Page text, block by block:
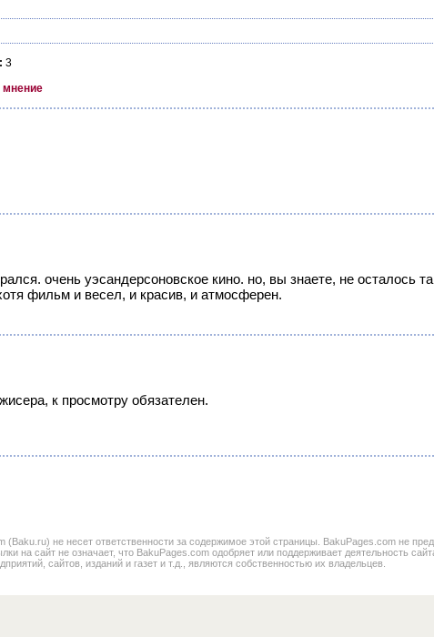
3
мнение
очень уэсандерсоновское кино. но, вы знаете, не осталось
фильм и весел, и красив, и атмосферен.
к просмотру обязателен.
не несет ответственности за содержимое этой страницы. BakuPages.com не
на сайт не означает, что BakuPages.com одобряет или поддерживает деятельность
сайтов, изданий и газет и т.д., являются собственностью их владельцев.